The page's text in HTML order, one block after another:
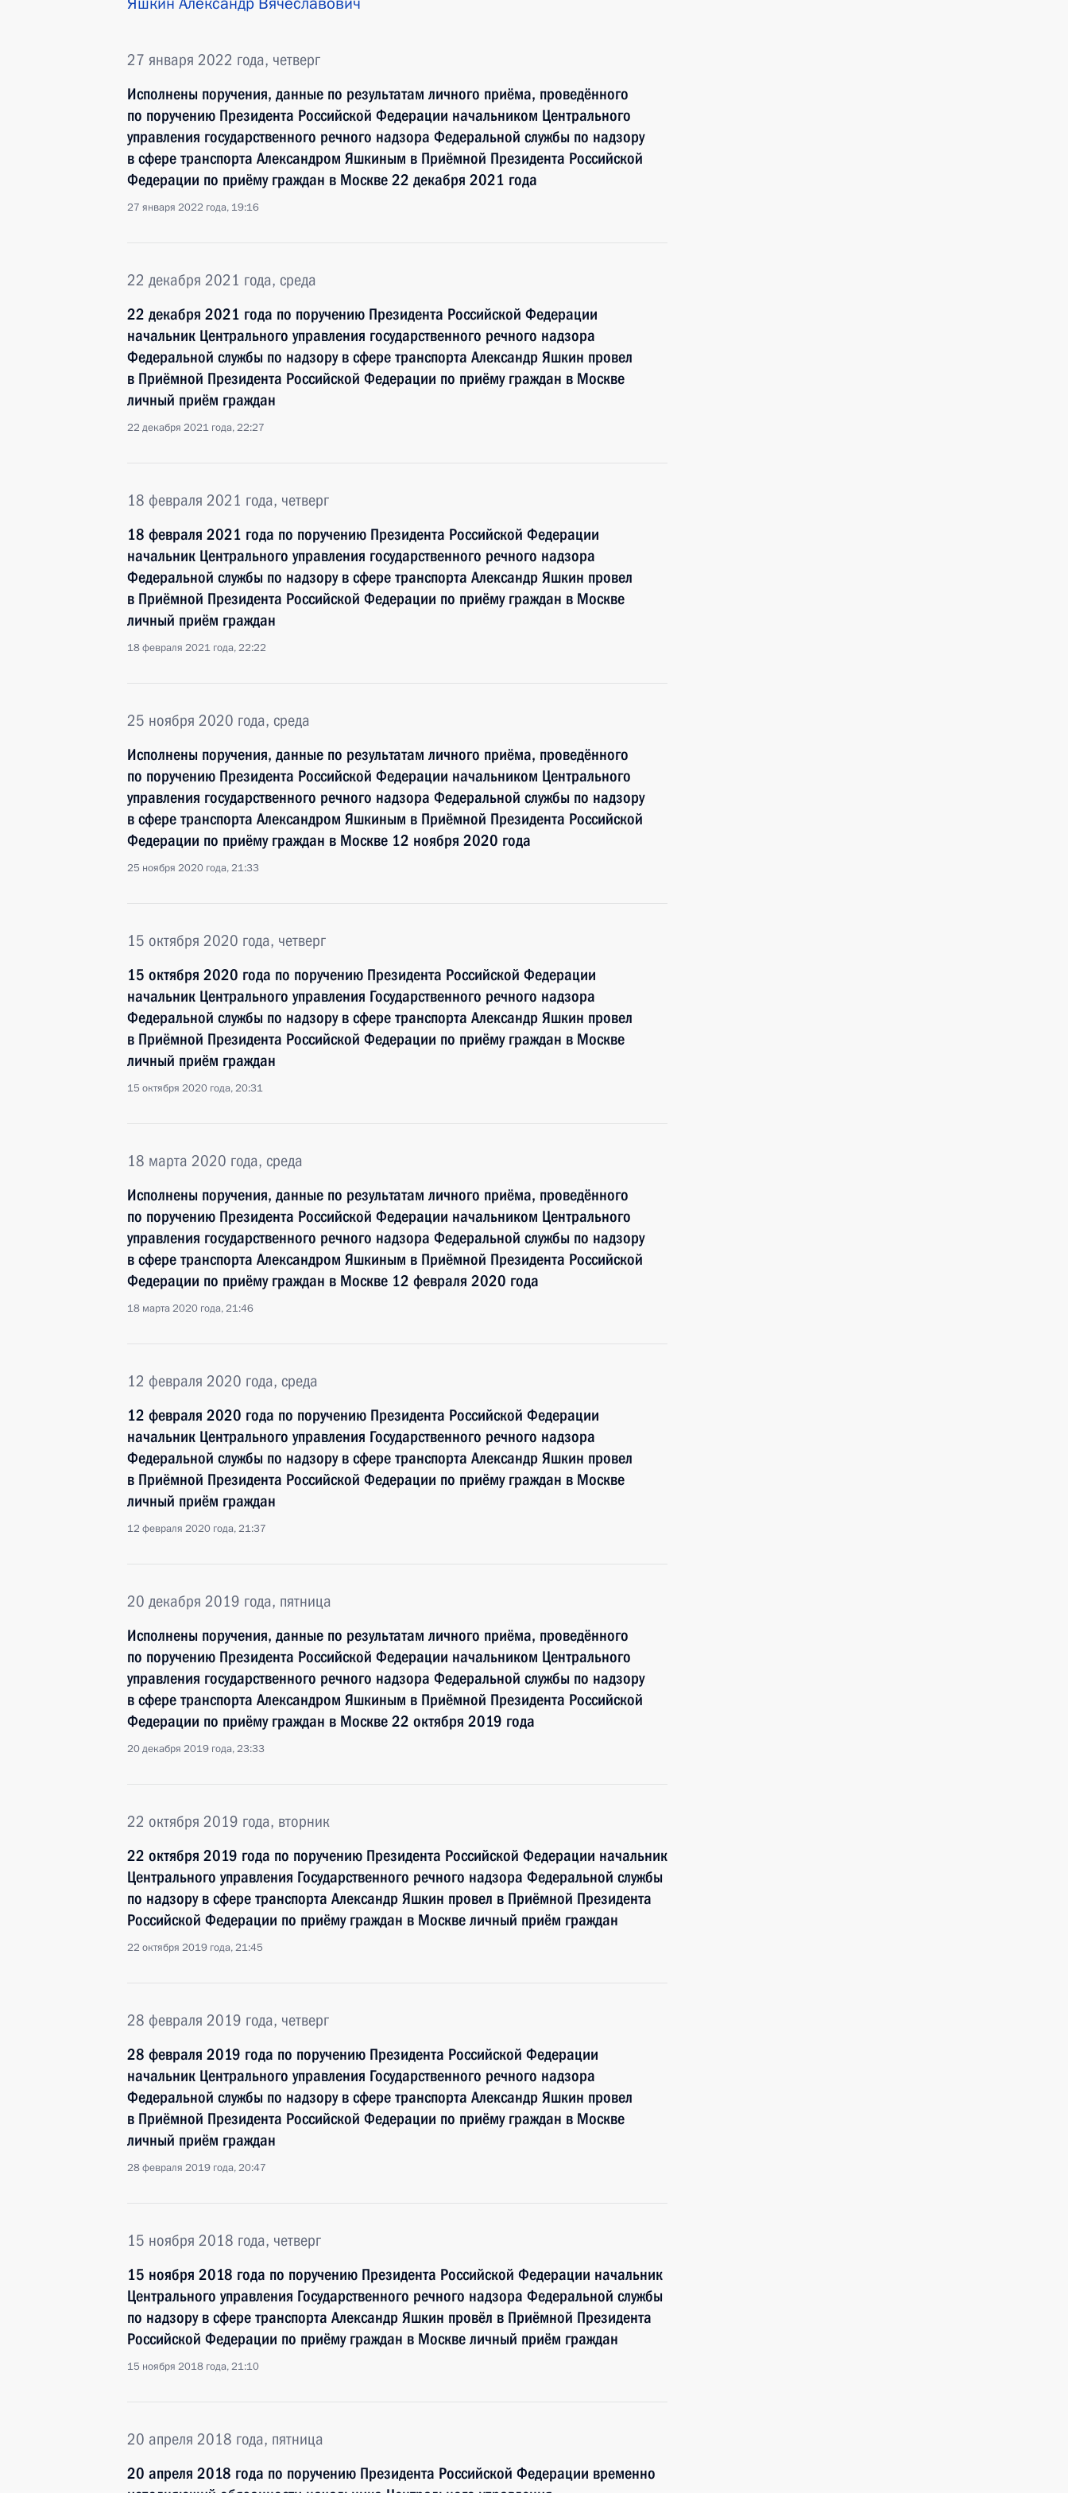
27 января 2022 года, четверг
Исполнены поручения, данные по результатам личного приёма, проведённого
по поручению Президента Российской Федерации начальником Центрального
управления государственного речного надзора Федеральной службы по надзору
в сфере транспорта Александром Яшкиным в Приёмной Президента Российской
Федерации по приёму граждан в Москве 22 декабря 2021 года
27 января 2022 года, 19:16
22 декабря 2021 года, среда
22 декабря 2021 года по поручению Президента Российской Федерации
начальник Центрального управления государственного речного надзора
Федеральной службы по надзору в сфере транспорта Александр Яшкин провел
в Приёмной Президента Российской Федерации по приёму граждан в Москве
личный приём граждан
22 декабря 2021 года, 22:27
18 февраля 2021 года, четверг
18 февраля 2021 года по поручению Президента Российской Федерации
начальник Центрального управления государственного речного надзора
Федеральной службы по надзору в сфере транспорта Александр Яшкин провел
в Приёмной Президента Российской Федерации по приёму граждан в Москве
личный приём граждан
18 февраля 2021 года, 22:22
25 ноября 2020 года, среда
Исполнены поручения, данные по результатам личного приёма, проведённого
по поручению Президента Российской Федерации начальником Центрального
управления государственного речного надзора Федеральной службы по надзору
в сфере транспорта Александром Яшкиным в Приёмной Президента Российской
Федерации по приёму граждан в Москве 12 ноября 2020 года
25 ноября 2020 года, 21:33
15 октября 2020 года, четверг
15 октября 2020 года по поручению Президента Российской Федерации
начальник Центрального управления Государственного речного надзора
Федеральной службы по надзору в сфере транспорта Александр Яшкин провел
в Приёмной Президента Российской Федерации по приёму граждан в Москве
личный приём граждан
15 октября 2020 года, 20:31
18 марта 2020 года, среда
Исполнены поручения, данные по результатам личного приёма, проведённого
по поручению Президента Российской Федерации начальником Центрального
управления государственного речного надзора Федеральной службы по надзору
в сфере транспорта Александром Яшкиным в Приёмной Президента Российской
Федерации по приёму граждан в Москве 12 февраля 2020 года
18 марта 2020 года, 21:46
12 февраля 2020 года, среда
12 февраля 2020 года по поручению Президента Российской Федерации
начальник Центрального управления Государственного речного надзора
Федеральной службы по надзору в сфере транспорта Александр Яшкин провел
в Приёмной Президента Российской Федерации по приёму граждан в Москве
личный приём граждан
12 февраля 2020 года, 21:37
20 декабря 2019 года, пятница
Исполнены поручения, данные по результатам личного приёма, проведённого
по поручению Президента Российской Федерации начальником Центрального
управления государственного речного надзора Федеральной службы по надзору
в сфере транспорта Александром Яшкиным в Приёмной Президента Российской
Федерации по приёму граждан в Москве 22 октября 2019 года
20 декабря 2019 года, 23:33
22 октября 2019 года, вторник
22 октября 2019 года по поручению Президента Российской Федерации начальник
Центрального управления Государственного речного надзора Федеральной службы
по надзору в сфере транспорта Александр Яшкин провел в Приёмной Президента
Российской Федерации по приёму граждан в Москве личный приём граждан
22 октября 2019 года, 21:45
28 февраля 2019 года, четверг
28 февраля 2019 года по поручению Президента Российской Федерации
начальник Центрального управления Государственного речного надзора
Федеральной службы по надзору в сфере транспорта Александр Яшкин провел
в Приёмной Президента Российской Федерации по приёму граждан в Москве
личный приём граждан
28 февраля 2019 года, 20:47
15 ноября 2018 года, четверг
15 ноября 2018 года по поручению Президента Российской Федерации начальник
Центрального управления Государственного речного надзора Федеральной службы
по надзору в сфере транспорта Александр Яшкин провёл в Приёмной Президента
Российской Федерации по приёму граждан в Москве личный приём граждан
15 ноября 2018 года, 21:10
20 апреля 2018 года, пятница
20 апреля 2018 года по поручению Президента Российской Федерации временно